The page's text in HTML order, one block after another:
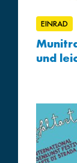
EINRAD
und